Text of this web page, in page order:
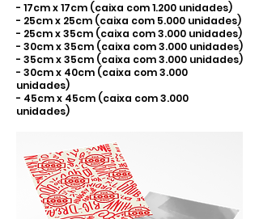
- 17cm x 17cm (caixa com 1.200 unidades)
- 25cm x 25cm (caixa com 5.000 unidades)
- 25cm x 35cm (caixa com 3.000 unidades)
- 30cm x 35cm (caixa com 3.000 unidades)
- 35cm x 35cm (caixa com 3.000 unidades)
- 30cm x 40cm (caixa com 3.000
unidades)
- 45cm x 45cm (caixa com 3.000
unidades)